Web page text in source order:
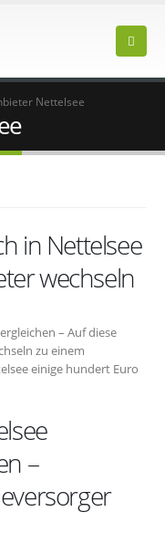
Nettelsee
in Nettelsee
wechseln
– Auf diese
zu einem
einige hundert Euro
–